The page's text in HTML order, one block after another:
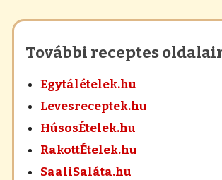
További receptes
Egytálételek.hu
Levesreceptek.hu
HúsosÉtelek.hu
RakottÉtelek.hu
SaaliSaláta.hu